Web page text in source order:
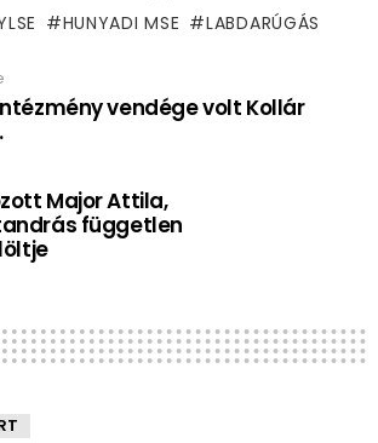
HUNYADI MSE LABDARÚGÁS
vendége volt Kollár
Major Attila,
független